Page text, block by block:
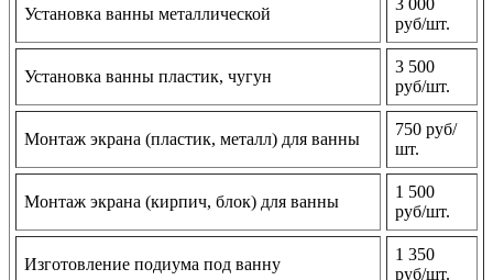
Установка ванны металлической
3 000
руб/шт.
Установка ванны пластик, чугун
3 500
руб/шт.
Монтаж экрана (пластик, металл) для ванны
750 руб/
шт.
Монтаж экрана (кирпич, блок) для ванны
1 500
руб/шт.
Изготовление подиума под ванну
1 350
руб/шт.